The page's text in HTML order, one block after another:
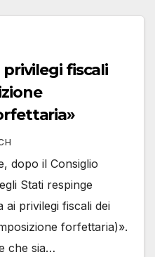
privilegi fiscali
dopo il Consiglio
Stati respinge
ai privilegi fiscali dei
forfettaria)».
che sia…